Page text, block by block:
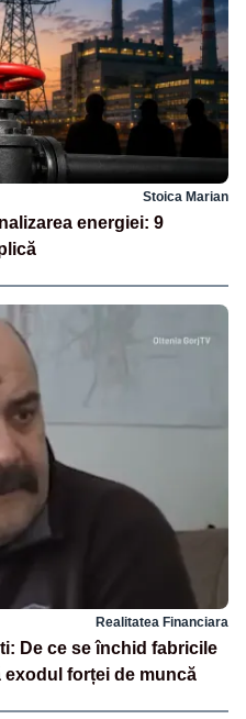
Stoica Marian
energiei: 9
Realitatea Financiara
De ce se închid fabricile
forței de muncă